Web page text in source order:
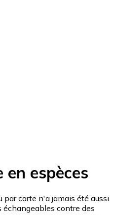
espèces
par carte n'a jamais été aussi
contre des